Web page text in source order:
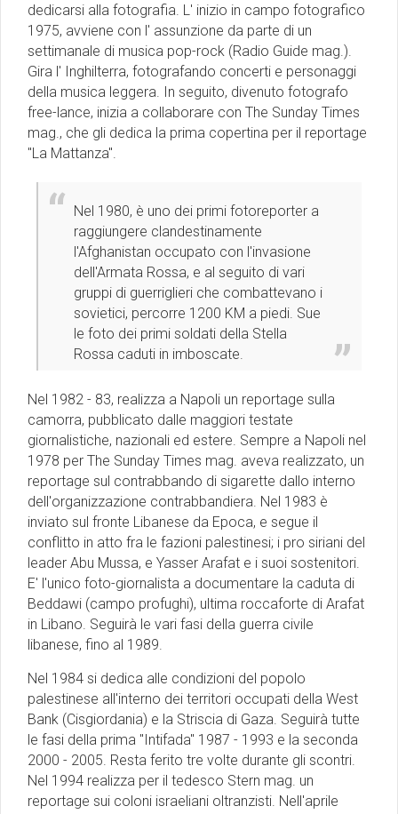
dedicarsi alla fotografia. L' inizio in campo fotografico
1975, avviene con l' assunzione da parte di un
settimanale di musica pop-rock (Radio Guide mag.).
Gira l' Inghilterra, fotografando concerti e personaggi
della musica leggera. In seguito, divenuto fotografo
free-lance, inizia a collaborare con The Sunday Times
mag., che gli dedica la prima copertina per il reportage
"La Mattanza".
Nel 1980, è uno dei primi fotoreporter a
raggiungere clandestinamente
l'Afghanistan occupato con l'invasione
dell'Armata Rossa, e al seguito di vari
gruppi di guerriglieri che combattevano i
sovietici, percorre 1200 KM a piedi. Sue
le foto dei primi soldati della Stella
Rossa caduti in imboscate.
Nel 1982 - 83, realizza a Napoli un reportage sulla
camorra, pubblicato dalle maggiori testate
giornalistiche, nazionali ed estere. Sempre a Napoli nel
1978 per The Sunday Times mag. aveva realizzato, un
reportage sul contrabbando di sigarette dallo interno
dell'organizzazione contrabbandiera. Nel 1983 è
inviato sul fronte Libanese da Epoca, e segue il
conflitto in atto fra le fazioni palestinesi; i pro siriani del
leader Abu Mussa, e Yasser Arafat e i suoi sostenitori.
E' l'unico foto-giornalista a documentare la caduta di
Beddawi (campo profughi), ultima roccaforte di Arafat
in Libano. Seguirà le vari fasi della guerra civile
libanese, fino al 1989.
Nel 1984 si dedica alle condizioni del popolo
palestinese all'interno dei territori occupati della West
Bank (Cisgiordania) e la Striscia di Gaza. Seguirà tutte
le fasi della prima "Intifada" 1987 - 1993 e la seconda
2000 - 2005. Resta ferito tre volte durante gli scontri.
Nel 1994 realizza per il tedesco Stern mag. un
reportage sui coloni israeliani oltranzisti. Nell'aprile